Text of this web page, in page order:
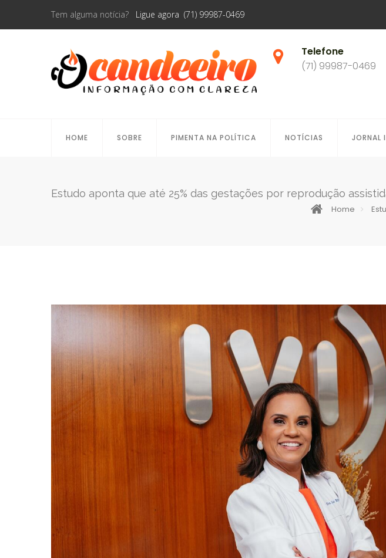
Tem alguma notícia? Ligue agora (71) 99987-0469
Telefone
(71) 99987-0469
HOME SOBRE PIMENTA NA POLÍTICA NOTÍCIAS JORNAL
Estudo aponta que até 25% das gestações por reprodução
Home